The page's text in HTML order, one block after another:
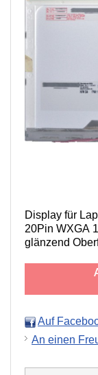
Display für
20Pin WXGA
g länzend
Auf
An einen